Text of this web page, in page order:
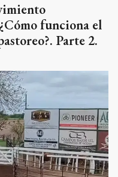
funciona el
Parte 2.